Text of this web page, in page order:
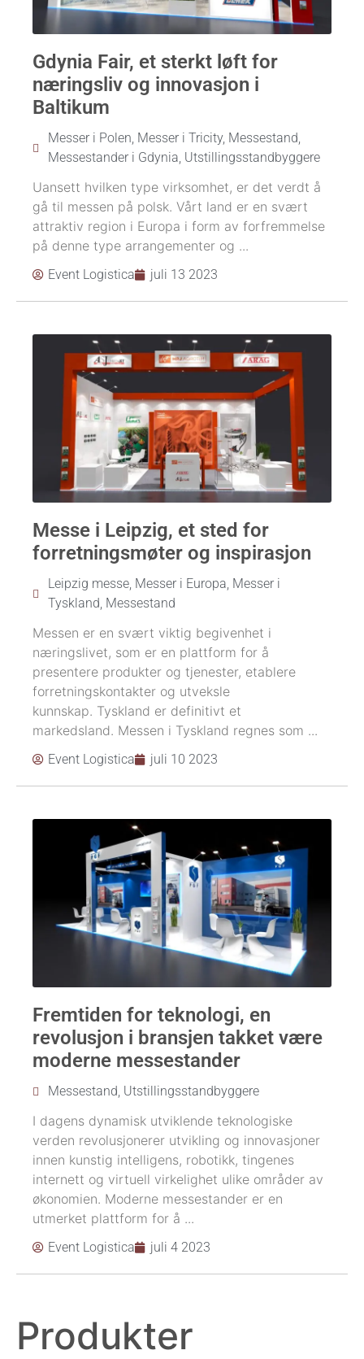
Gdynia Fair, et sterkt løft for
næringsliv og innovasjon i
Baltikum
Messer i Polen, Messer i Tricity, Messestand,
Messestander i Gdynia, Utstillingsstandbyggere
Uansett hvilken type virksomhet, er det verdt å
gå til messen på polsk. Vårt land er en svært
attraktiv region i Europa i form av forfremmelse
på denne type arrangementer og ...
Event Logistica juli 13 2023
Messe i Leipzig, et sted for
forretningsmøter og inspirasjon
Leipzig messe, Messer i Europa, Messer i
Tyskland, Messestand
Messen er en svært viktig begivenhet i
næringslivet, som er en plattform for å
presentere produkter og tjenester, etablere
forretningskontakter og utveksle
kunnskap. Tyskland er definitivt et
markedsland. Messen i Tyskland regnes som ...
Event Logistica juli 10 2023
Fremtiden for teknologi, en
revolusjon i bransjen takket være
moderne messestander
Messestand, Utstillingsstandbyggere
I dagens dynamisk utviklende teknologiske
verden revolusjonerer utvikling og innovasjoner
innen kunstig intelligens, robotikk, tingenes
internett og virtuell virkelighet ulike områder av
økonomien. Moderne messestander er en
utmerket plattform for å ...
Event Logistica juli 4 2023
Produkter